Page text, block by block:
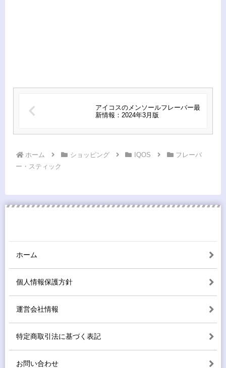
アイコスのメンソールフレーバー最
新情報：2024年3月版
ホーム ショッピング IQOS
フレーバ
ー・スティック
ホーム
個人情報保護方針
運営会社情報
特定商取引法に基づく表記
お問い合わせ